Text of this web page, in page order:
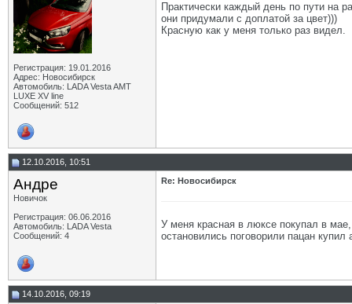
Регистрация: 19.01.2016
Адрес: Новосибирск
Автомобиль: LADA Vesta AMT
LUXE XV line
Сообщений: 512
Практически каждый день по пути на
они придумали с доплатой за цвет)))
Красную как у меня только раз видел.
12.10.2016, 10:51
Андре
Новичок
Регистрация: 06.06.2016
Автомобиль: LADA Vesta
Сообщений: 4
Re: Новосибирск
У меня красная в люксе покупал в
остановились поговорили пацан
14.10.2016, 09:19